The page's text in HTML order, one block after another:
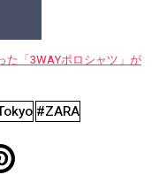
た「3WAYポロシャツ」が
#ZARA